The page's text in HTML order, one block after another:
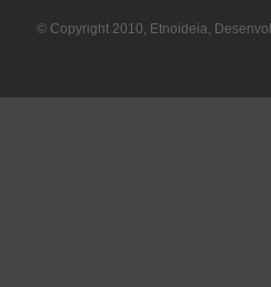
© Copyright 2010, Etnoideia,